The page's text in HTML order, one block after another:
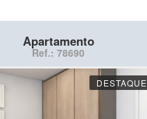
Apartamento
Ref.: 78690
DESTAQUE